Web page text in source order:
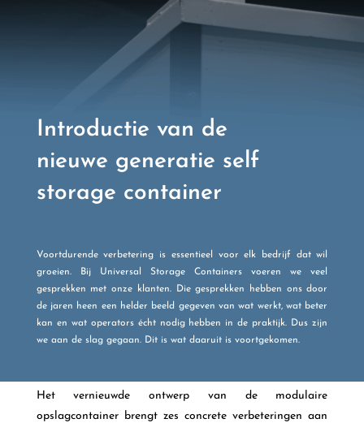
Introductie van de
nieuwe generatie self
storage container
Voortdurende verbetering is essentieel voor elk bedrijf dat wil
groeien. Bij Universal Storage Containers voeren we veel
gesprekken met onze klanten. Die gesprekken hebben ons door
de jaren heen een helder beeld gegeven van wat werkt, wat beter
kan en wat operators écht nodig hebben in de praktijk. Dus zijn
we aan de slag gegaan. Dit is wat daaruit is voortgekomen.
Het vernieuwde ontwerp van de modulaire
opslagcontainer brengt zes concrete verbeteringen aan